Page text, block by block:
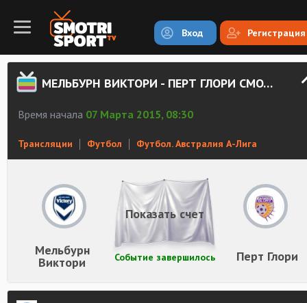
Вход Регистрация
МЕЛЬБУРН ВИКТОРИ - ПЕРТ ГЛОРИ СМОТРЕТЬ ОНЛАЙН
Время начала 07 Марта 2015, 08:30
Трансляции Футбол Футбол. Австралия А-Лига
Мельбурн
Виктори Перт Глори
Событие завершилось
Показать счет